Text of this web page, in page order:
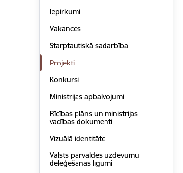
Iepirkumi
Vakances
Starptautiskā sadarbība
Projekti
Konkursi
Ministrijas apbalvojumi
Rīcības plāns un ministrijas
vadības dokumenti
Vizuālā identitāte
Valsts pārvaldes uzdevumu
deleģēšanas līgumi